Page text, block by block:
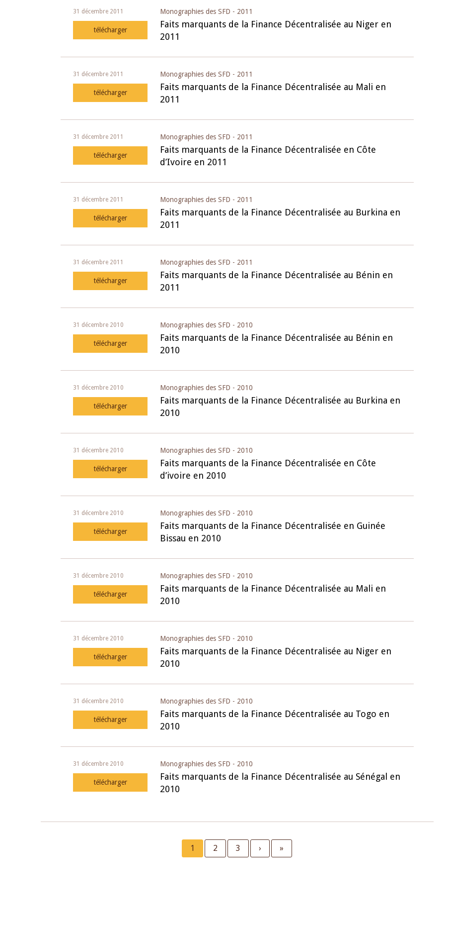
31 décembre 2011
télécharger
Monographies des SFD - 2011
Faits marquants de la Finance Décentralisée au Niger en
2011
31 décembre 2011
télécharger
Monographies des SFD - 2011
Faits marquants de la Finance Décentralisée au Mali en
2011
31 décembre 2011
télécharger
Monographies des SFD - 2011
Faits marquants de la Finance Décentralisée en Côte
d’Ivoire en 2011
31 décembre 2011
télécharger
Monographies des SFD - 2011
Faits marquants de la Finance Décentralisée au Burkina en
2011
31 décembre 2011
télécharger
Monographies des SFD - 2011
Faits marquants de la Finance Décentralisée au Bénin en
2011
31 décembre 2010
télécharger
Monographies des SFD - 2010
Faits marquants de la Finance Décentralisée au Bénin en
2010
31 décembre 2010
télécharger
Monographies des SFD - 2010
Faits marquants de la Finance Décentralisée au Burkina en
2010
31 décembre 2010
télécharger
Monographies des SFD - 2010
Faits marquants de la Finance Décentralisée en Côte
d’ivoire en 2010
31 décembre 2010
télécharger
Monographies des SFD - 2010
Faits marquants de la Finance Décentralisée en Guinée
Bissau en 2010
31 décembre 2010
télécharger
Monographies des SFD - 2010
Faits marquants de la Finance Décentralisée au Mali en
2010
31 décembre 2010
télécharger
Monographies des SFD - 2010
Faits marquants de la Finance Décentralisée au Niger en
2010
31 décembre 2010
télécharger
Monographies des SFD - 2010
Faits marquants de la Finance Décentralisée au Togo en
2010
31 décembre 2010
télécharger
Monographies des SFD - 2010
Faits marquants de la Finance Décentralisée au Sénégal en
2010
Current
page
1 Page
2 Page
3
Next
page
›
Last
page
»
d'ouverture du Comité de
Monétaire de la BCEAO du 4
2026, prononcée par son Président
Mot introductif du Gouverneur Jean-
Claude Kassi BROU lors de la cérémonie
de présentation du rapport annuel 2025
Politique Monétaire de la BCEAO du 10